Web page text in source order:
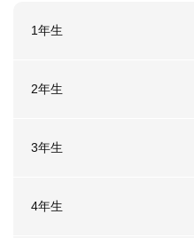
1年生
2年生
3年生
4年生